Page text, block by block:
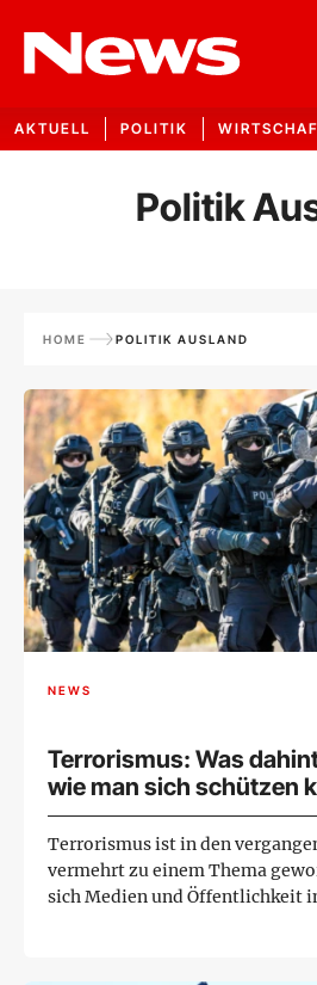
AKTUELL POLITIK
Politik
HOME POLITIK AUSLAND
NEWS
Terrorismus: Was
wie man sich schützen
Terrorismus ist in den
vermehrt zu einem Thema
sich Medien und Öffentlichkeit